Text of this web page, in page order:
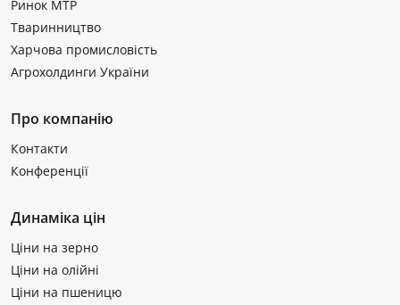
Ринок МТР
Тваринництво
Харчова промисловість
Агрохолдинги України
Про компанію
Контакти
Конференції
Динаміка цін
Ціни на зерно
Ціни на олійні
Ціни на пшеницю